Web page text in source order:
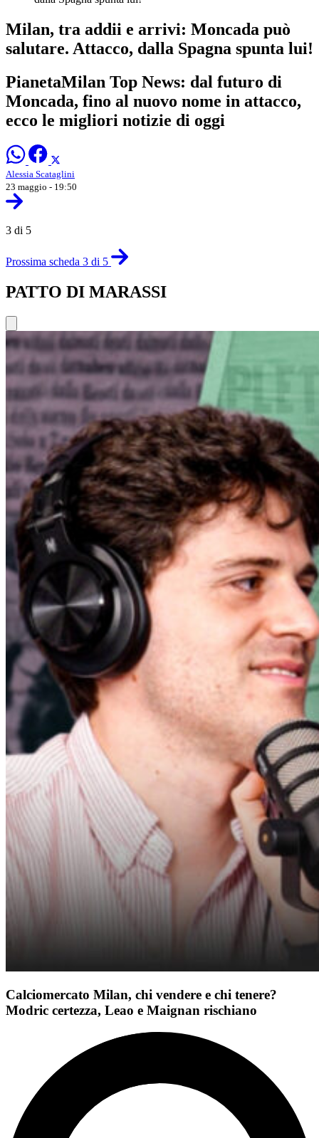
Milan, tra addii e arrivi: Moncada può
salutare. Attacco, dalla Spagna spunta lui!
PianetaMilan Top News: dal futuro di
Moncada, fino al nuovo nome in attacco,
ecco le migliori notizie di oggi
Alessia Scataglini
23 maggio - 19:50
3 di 5
Prossima scheda 3 di 5
PATTO DI MARASSI
Calciomercato Milan, chi vendere e chi tenere?
Modric certezza, Leao e Maignan rischiano